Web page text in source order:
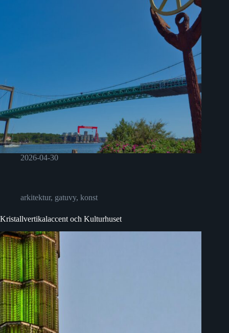
2026-04-30
arkitektur, gatuvy, konst
Kristallvertikalaccent och Kulturhuset